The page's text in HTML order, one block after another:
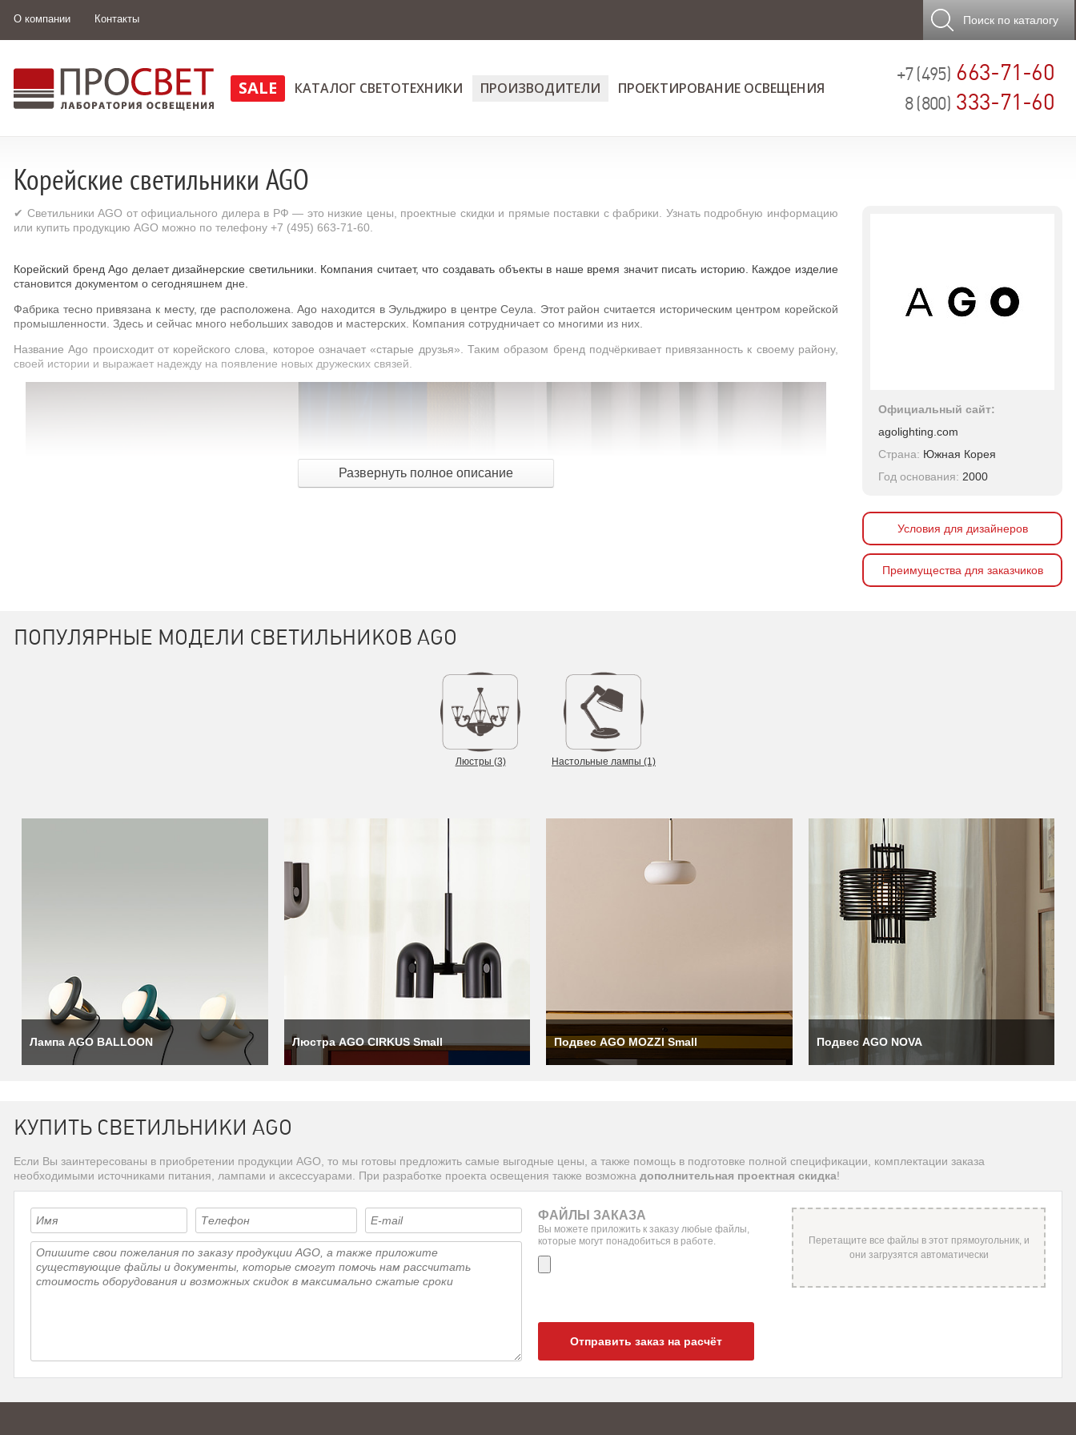
О компании Контакты Поиск по каталогу
+7 (495) 663-71-60
8 (800) 333-71-60
SALE КАТАЛОГ СВЕТОТЕХНИКИ ПРОИЗВОДИТЕЛИ ПРОЕКТИРОВАНИЕ ОСВЕЩЕНИЯ
Корейские светильники AGO
Официальный сайт:
agolighting.com
Страна: Южная Корея
Год основания: 2000
Условия для дизайнеров
Преимущества для заказчиков
✔ Светильники AGO от официального дилера в РФ — это низкие цены, проектные скидки и прямые поставки с фабрики. Узнать подробную информацию
или купить продукцию AGO можно по телефону +7 (495) 663-71-60.
Развернуть полное описание
Корейский бренд Ago делает дизайнерские светильники. Компания считает, что создавать объекты в наше время значит писать историю. Каждое изделие
становится документом о сегодняшнем дне.
Фабрика тесно привязана к месту, где расположена. Ago находится в Эульджиро в центре Сеула. Этот район считается историческим центром корейской
промышленности. Здесь и сейчас много небольших заводов и мастерских. Компания сотрудничает со многими из них.
Название Ago происходит от корейского слова, которое означает «старые друзья». Таким образом бренд подчёркивает привязанность к своему району,
своей истории и выражает надежду на появление новых дружеских связей.
Стокгольме, где у него есть собственная компания. Он известен как автор многих светильников, самый главный из которых — лампа Hat.
Сейчас грань между жилым и коммерческим пространством становится всё более размытой. Домашние офисы, коворкинги, виртуальные офисы, места
для неформальных встреч — все они создают спрос на новый тип гибкого и креативного освещения.
Компания Ago считает, что делает светильники, определяющие пространство. Никогда не стоит забывать о важности света в помещении, поэтому
ПОПУЛЯРНЫЕ МОДЕЛИ СВЕТИЛЬНИКОВ AGO
Люстры (3) Настольные лампы (1)
Лампа AGO BALLOON Люстра AGO CIRKUS Small Подвес AGO MOZZI Small Подвес AGO NOVA
КУПИТЬ СВЕТИЛЬНИКИ AGO
Если Вы заинтересованы в приобретении продукции AGO, то мы готовы предложить самые выгодные цены, а также помощь в подготовке полной спецификации, комплектации заказа
необходимыми источниками питания, лампами и аксессуарами. При разработке проекта освещения также возможна дополнительная проектная скидка!
ФАЙЛЫ ЗАКАЗА
Вы можете приложить к заказу любые файлы,
которые могут понадобиться в работе.
Отправить заказ на расчёт